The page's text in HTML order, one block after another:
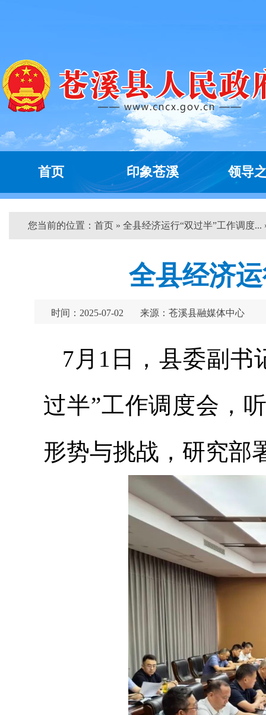
首页 印象苍溪 领导
您当前的位置： 首页 » 全县经济运行“双过半”工作调度...
全县经济
时间：2025-07-02 来源：苍溪县融媒体中心
7月1日，县委副书
过半”工作调度会，
形势与挑战，研究部